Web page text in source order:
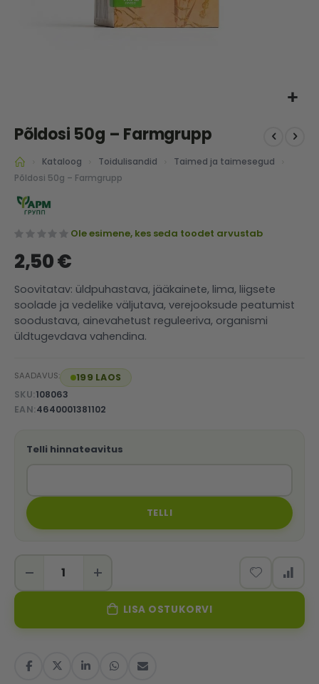
to
beginning
of
images
Põldosi 50g – Farmgrupp
Kataloog Toidulisandid
Taimed ja taimesegud
Põldosi 50g – Farmgrupp
Ole esimene, kes seda toodet arvustab
2,50 €
Soovitatav: üldpuhastava, jääkainete, lima, liigsete
soolade ja vedelike väljutava, verejooksude peatumist
soodustava, ainevahetust reguleeriva, organismi
üldtugevdava vahendina.
SAADAVUS:
199 LAOS
SKU 108063
EAN 4640001381102
Telli hinnateavitus
TELLI
LISA OSTUKORVI